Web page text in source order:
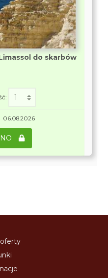
do skarbów
06.08.2026